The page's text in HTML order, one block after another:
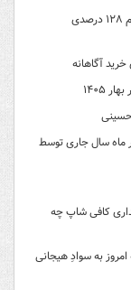
فریبِ «کاهش شتاب تورم» را نخورید؛ سفره کارگران با تورم ۱۲۸ درصدی
آگاهانه
حسینی
در تیر ماه سال جاری توسط
کافی شاپ چه
به سوادِ هیجانی